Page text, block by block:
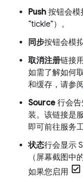
Push 按钮会模
“tickle”）。
同步按钮会模
取消注册链接
如需了解如何
和缓存，请参阅
Source 行会
装。该链接是
即可前往服务
状态行会显示
（屏幕截图中
如果您启用